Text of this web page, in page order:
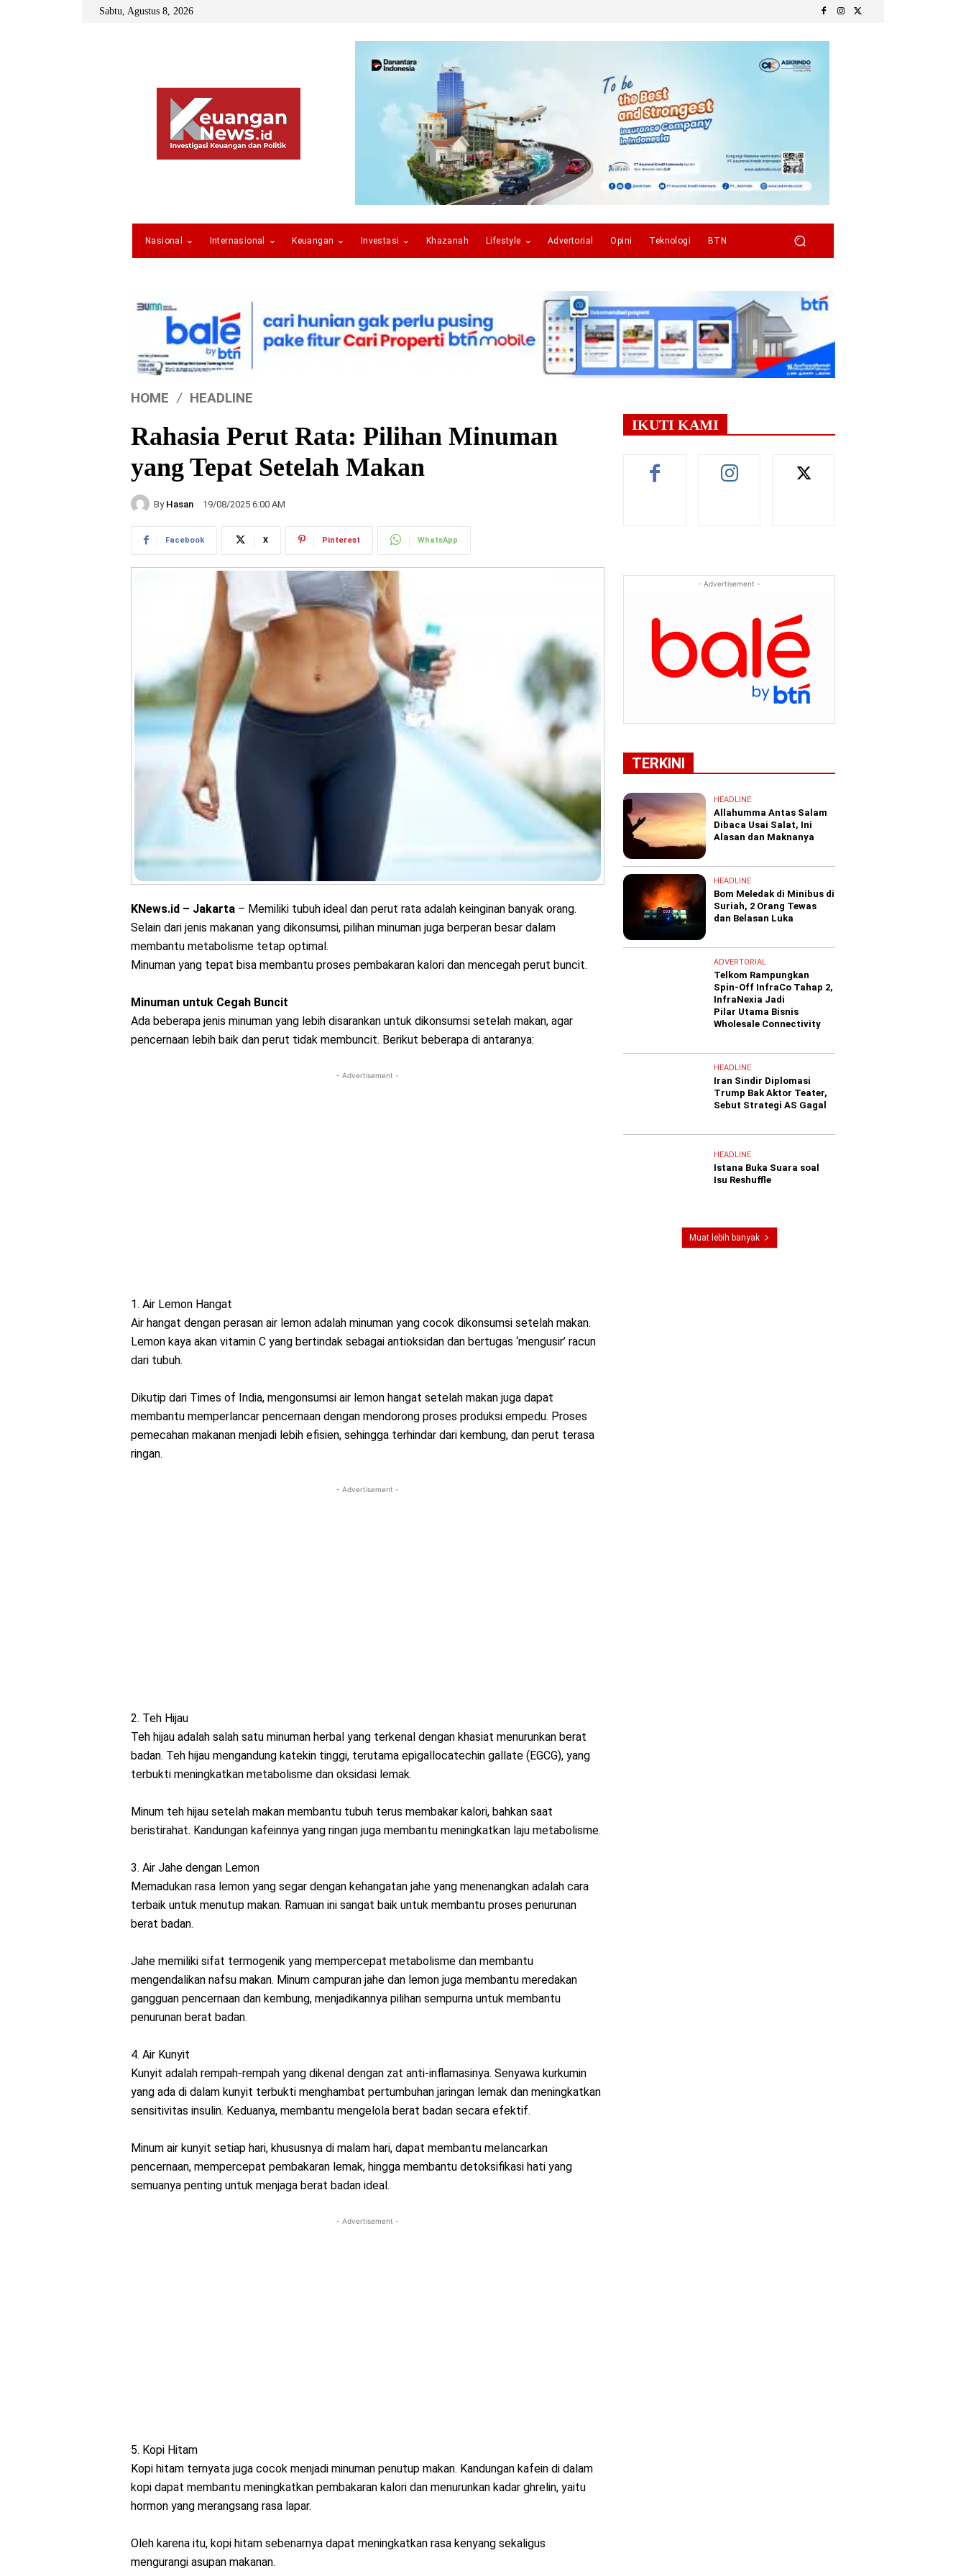
Sabtu, Agustus 8, 2026
Nasional Internasional Keuangan Investasi Khazanah Lifestyle Advertorial Opini Teknologi BTN
HOME HEADLINE
Rahasia Perut Rata: Pilihan Minuman
yang Tepat Setelah Makan
By Hasan 19/08/2025 6:00 AM
Facebook X Pinterest WhatsApp
KNews.id – Jakarta – Memiliki tubuh ideal dan perut rata adalah keinginan banyak orang.
Selain dari jenis makanan yang dikonsumsi, pilihan minuman juga berperan besar dalam
membantu metabolisme tetap optimal.
Minuman yang tepat bisa membantu proses pembakaran kalori dan mencegah perut buncit.
Minuman untuk Cegah Buncit
Ada beberapa jenis minuman yang lebih disarankan untuk dikonsumsi setelah makan, agar
pencernaan lebih baik dan perut tidak membuncit. Berikut beberapa di antaranya:
- Advertisement -
1. Air Lemon Hangat
Air hangat dengan perasan air lemon adalah minuman yang cocok dikonsumsi setelah makan.
Lemon kaya akan vitamin C yang bertindak sebagai antioksidan dan bertugas ‘mengusir’ racun
dari tubuh.
Dikutip dari Times of India, mengonsumsi air lemon hangat setelah makan juga dapat
membantu memperlancar pencernaan dengan mendorong proses produksi empedu. Proses
pemecahan makanan menjadi lebih efisien, sehingga terhindar dari kembung, dan perut terasa
ringan.
- Advertisement -
2. Teh Hijau
Teh hijau adalah salah satu minuman herbal yang terkenal dengan khasiat menurunkan berat
badan. Teh hijau mengandung katekin tinggi, terutama epigallocatechin gallate (EGCG), yang
terbukti meningkatkan metabolisme dan oksidasi lemak.
Minum teh hijau setelah makan membantu tubuh terus membakar kalori, bahkan saat
beristirahat. Kandungan kafeinnya yang ringan juga membantu meningkatkan laju metabolisme.
3. Air Jahe dengan Lemon
Memadukan rasa lemon yang segar dengan kehangatan jahe yang menenangkan adalah cara
terbaik untuk menutup makan. Ramuan ini sangat baik untuk membantu proses penurunan
berat badan.
Jahe memiliki sifat termogenik yang mempercepat metabolisme dan membantu
mengendalikan nafsu makan. Minum campuran jahe dan lemon juga membantu meredakan
gangguan pencernaan dan kembung, menjadikannya pilihan sempurna untuk membantu
penurunan berat badan.
4. Air Kunyit
Kunyit adalah rempah-rempah yang dikenal dengan zat anti-inflamasinya. Senyawa kurkumin
yang ada di dalam kunyit terbukti menghambat pertumbuhan jaringan lemak dan meningkatkan
sensitivitas insulin. Keduanya, membantu mengelola berat badan secara efektif.
Minum air kunyit setiap hari, khususnya di malam hari, dapat membantu melancarkan
pencernaan, mempercepat pembakaran lemak, hingga membantu detoksifikasi hati yang
semuanya penting untuk menjaga berat badan ideal.
- Advertisement -
5. Kopi Hitam
Kopi hitam ternyata juga cocok menjadi minuman penutup makan. Kandungan kafein di dalam
kopi dapat membantu meningkatkan pembakaran kalori dan menurunkan kadar ghrelin, yaitu
hormon yang merangsang rasa lapar.
Oleh karena itu, kopi hitam sebenarnya dapat meningkatkan rasa kenyang sekaligus
mengurangi asupan makanan.
IKUTI KAMI
- Advertisement -
TERKINI
HEADLINE
Allahumma Antas Salam
Dibaca Usai Salat, Ini
Alasan dan Maknanya
HEADLINE
Bom Meledak di Minibus di
Suriah, 2 Orang Tewas
dan Belasan Luka
ADVERTORIAL
Telkom Rampungkan
Spin-Off InfraCo Tahap 2,
InfraNexia Jadi
Pilar Utama Bisnis
Wholesale Connectivity
HEADLINE
Iran Sindir Diplomasi
Trump Bak Aktor Teater,
Sebut Strategi AS Gagal
HEADLINE
Istana Buka Suara soal
Isu Reshuffle
Muat lebih banyak